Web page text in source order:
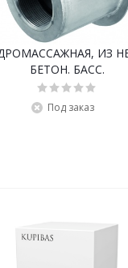
ИЗ
БЕТОН. БАСС.
Под заказ